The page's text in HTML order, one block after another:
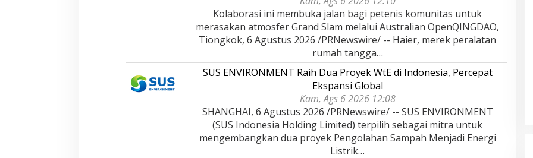
Kolaborasi ini membuka jalan bagi petenis komunitas untuk
merasakan atmosfer Grand Slam melalui Australian OpenQINGDAO,
Tiongkok, 6 Agustus 2026 /PRNewswire/ -- Haier, merek peralatan
rumah tangga…
SUS ENVIRONMENT Raih Dua Proyek WtE di Indonesia, Percepat
Ekspansi Global
Kam, Ags 6 2026 12:08
SHANGHAI, 6 Agustus 2026 /PRNewswire/ -- SUS ENVIRONMENT
(SUS Indonesia Holding Limited) terpilih sebagai mitra untuk
mengembangkan dua proyek Pengolahan Sampah Menjadi Energi
Listrik…